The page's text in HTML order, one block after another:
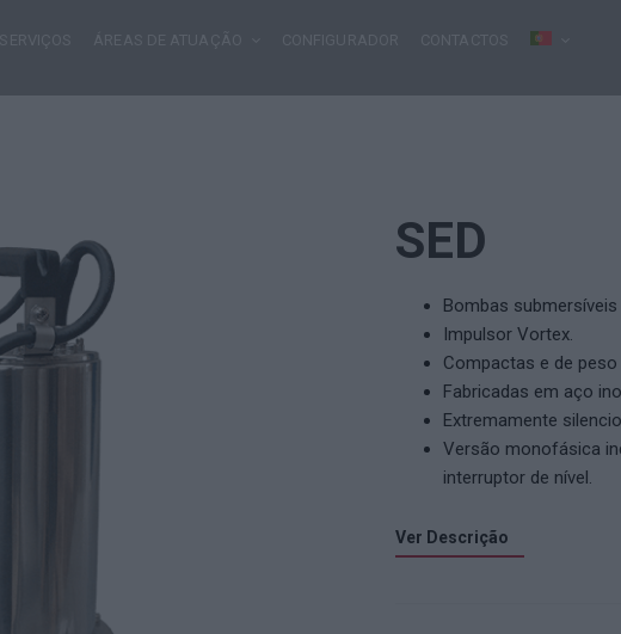
SED
Bombas
Impulsor Vortex.
Compactas e de peso
Fabricadas em aço
Extremamente
Versão monofásica
interruptor de nível.
Ver Descrição